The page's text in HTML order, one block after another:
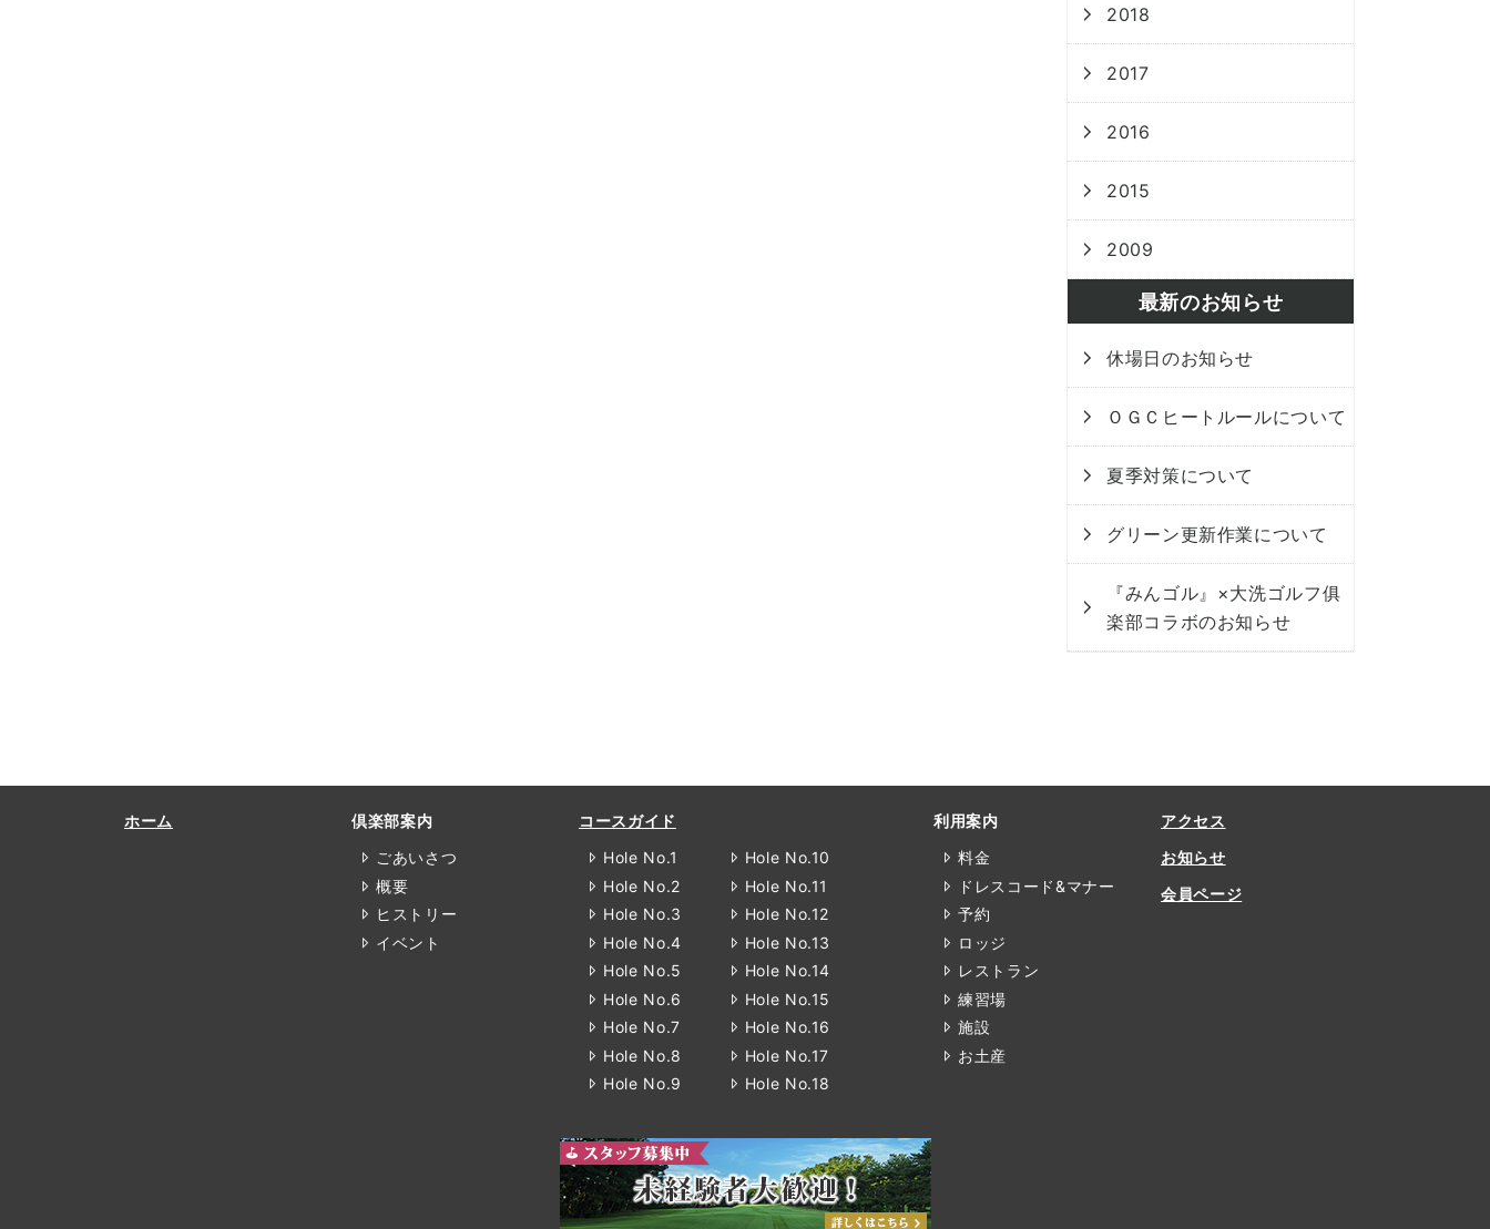
2018
2017
2016
2015
2009
最新のお知らせ
休場日のお知らせ
ＯＧＣヒートルールについて
夏季対策について
グリーン更新作業について
『みんゴル』×大洗ゴルフ俱
楽部コラボのお知らせ
ホーム
倶楽部案内
ごあいさつ
概要
ヒストリー
イベント
コースガイド
Hole No.1
Hole No.2
Hole No.3
Hole No.4
Hole No.5
Hole No.6
Hole No.7
Hole No.8
Hole No.9
Hole No.10
Hole No.11
Hole No.12
Hole No.13
Hole No.14
Hole No.15
Hole No.16
Hole No.17
Hole No.18
利用案内
料金
ドレスコード&マナー
予約
ロッジ
レストラン
練習場
施設
お土産
アクセス
お知らせ
会員ページ